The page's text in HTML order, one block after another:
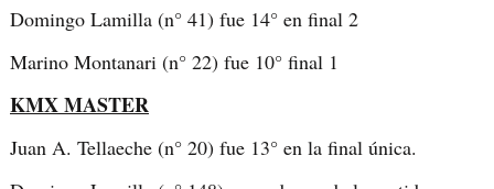
Domingo Lamilla (n° 41) fue 14° en final 2
Marino Montanari (n° 22) fue 10° final 1
KMX MASTER
Juan A. Tellaeche (n° 20) fue 13° en la final única.